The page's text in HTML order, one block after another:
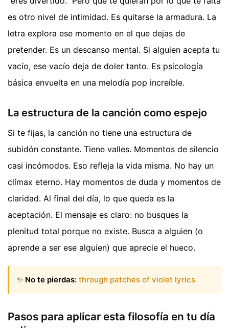
es otro nivel de intimidad. Es quitarse la armadura. La
letra explora ese momento en el que dejas de
pretender. Es un descanso mental. Si alguien acepta tu
vacío, ese vacío deja de doler tanto. Es psicología
básica envuelta en una melodía pop increíble.
La estructura de la canción como espejo
Si te fijas, la canción no tiene una estructura de
subidón constante. Tiene valles. Momentos de silencio
casi incómodos. Eso refleja la vida misma. No hay un
clímax eterno. Hay momentos de duda y momentos de
claridad. Al final del día, lo que queda es la
aceptación. El mensaje es claro: no busques la
plenitud total porque no existe. Busca a alguien (o
aprende a ser ese alguien) que aprecie el hueco.
✨ No te pierdas: through patches of violet lyrics
Pasos para aplicar esta filosofía en tu día